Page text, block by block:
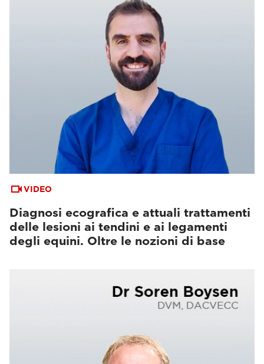
VIDEO
Diagnosi ecografica e attuali trattamenti
delle lesioni ai tendini e ai legamenti
degli equini. Oltre le nozioni di base